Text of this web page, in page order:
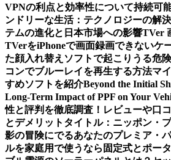
VPNの利点と効率性について持続可
ンドリーな生活：テクノロジーの解
テムの進化と日本市場への影響TVer
TVerをiPhoneで画面録画できないケ
た顔入れ替えソフトで起こりうる危
コンでブルーレイを再生する方法マ
すめソフトを紹介Beyond the Initial
Long-Term Impact of PPF on Your
性と評判を徹底調査！レビューや口
とデメリット タイトル：ニッポン・
影の冒険にでるあなたのプレミア・
ルを家庭用で使うなら固定式とポー